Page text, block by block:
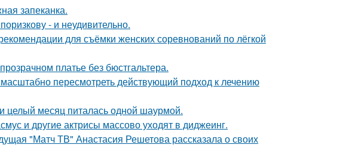
запеканка.
- и неудивительно.
для съёмки женских соревнований по лёгкой
платье без бюстгальтера.
пересмотреть действующий подход к лечению
целый месяц питалась одной шаурмой.
и другие актрисы массово уходят в диджеинг.
"Матч ТВ" Анастасия Решетова рассказала о своих